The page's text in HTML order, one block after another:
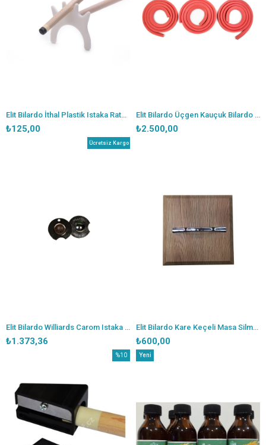
Elit Bilardo İthal Plastik Istaka Ratosu
₺125,00
Elit Bilardo Üçgen Kauçuk Bilardo Masa Bandı
₺2.500,00
Elit Bilardo Williards Carom Istaka Uç Zımparalama Aparatı 12mm
₺1.373,36
Ücretsiz Kargo
Elit Bilardo Kare Keçeli Masa Silme Takozu
₺600,00
%10
Yeni